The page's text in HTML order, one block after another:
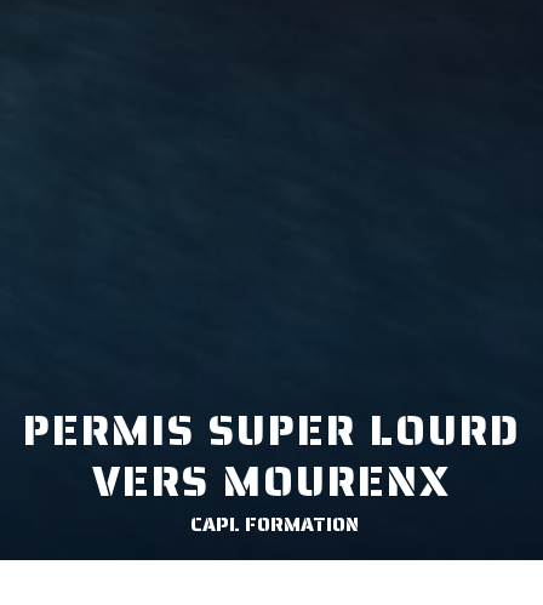
PERMIS SUPER LOURD
VERS MOURENX
CAPL FORMATION